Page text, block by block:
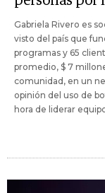
Gabriela Rivero es
visto del país que
programas y 65
promedio, $ 7
comunidad, en un
opinión del uso de
hora de liderar